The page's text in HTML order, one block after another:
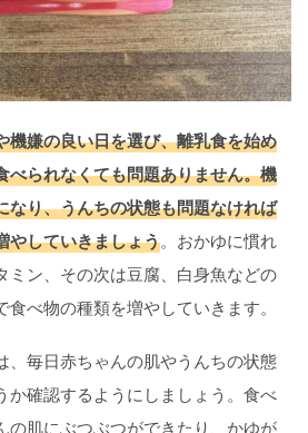
機嫌の良い日を選び、離乳食を始め
べられなくても問題ありません。機
なり、うんちの状態も問題なければ
やしていきましょう。おかゆに慣れ
ミン、その次は豆腐、白身魚などの
べ物の種類を増やしていきます。
、毎日赤ちゃんの肌やうんちの状態
か確認するようにしましょう。食べ
の肌にぶつぶつができたり、かゆが